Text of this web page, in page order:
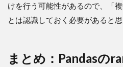
けを行う可能性があるので、「
とは認識しておく必要があると思
まとめ：Pandasの